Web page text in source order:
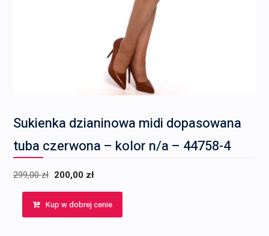
Sukienka dzianinowa midi dopasowana
tuba czerwona – kolor n/a – 44758-4
299,00zł Pierwotna
cena
wynosiła:
200,00 zł
cena
wynosi:
Kup w dobrej cenie